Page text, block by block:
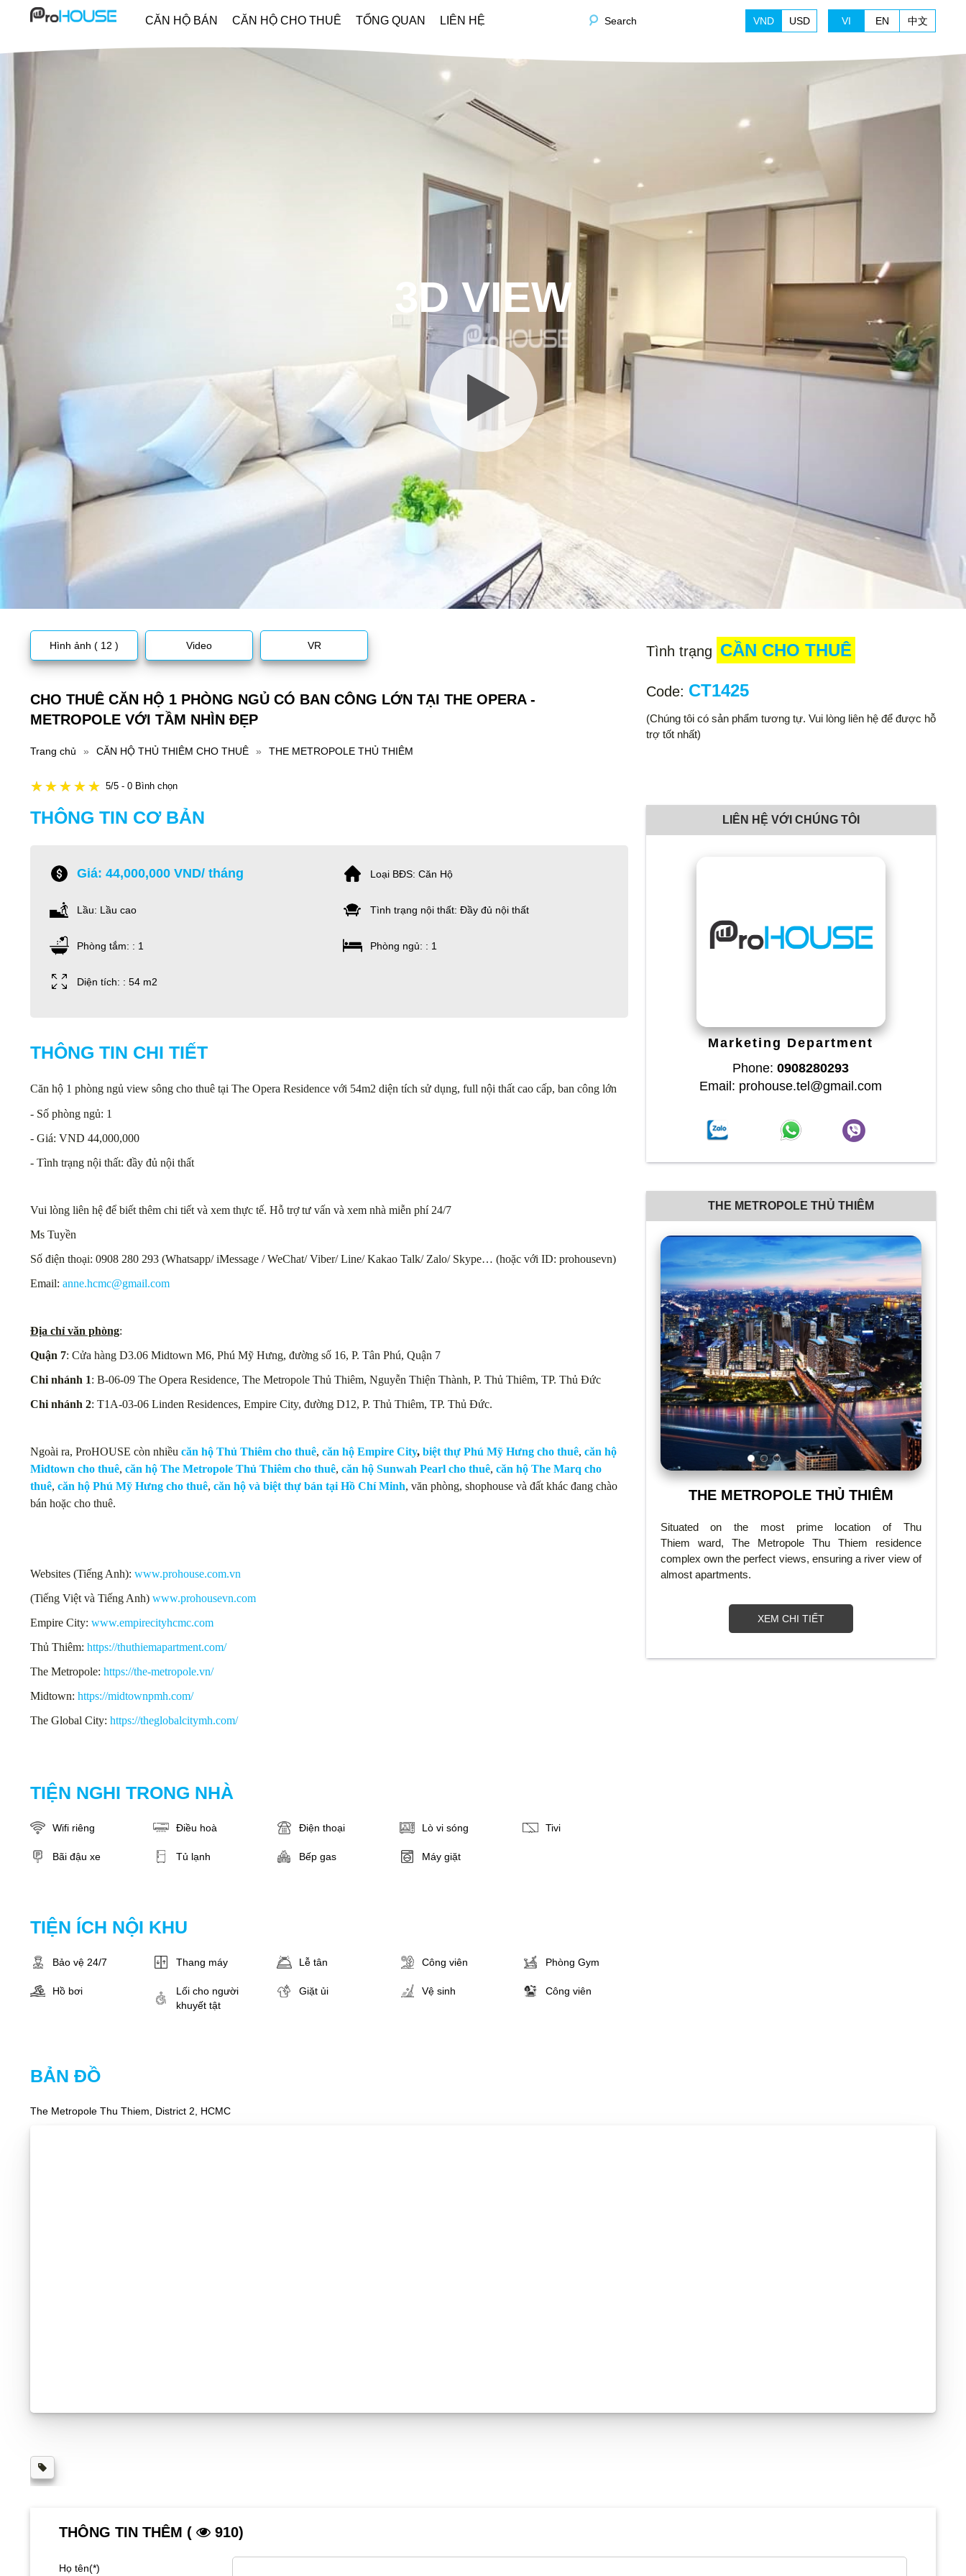
CĂN HỘ BÁN CĂN HỘ CHO THUÊ TỔNG QUAN LIÊN HỆ Search VND USD VI EN 中文
3D VIEW
Hình ảnh ( 12 ) Video VR
CHO THUÊ CĂN HỘ 1 PHÒNG NGỦ CÓ BAN CÔNG LỚN TẠI THE OPERA -
METROPOLE VỚI TẦM NHÌN ĐẸP
Trang chủ » CĂN HỘ THỦ THIÊM CHO THUÊ » THE METROPOLE THỦ THIÊM
5/5 - 0 Bình chọn
THÔNG TIN CƠ BẢN
Giá: 44,000,000 VND/ tháng Loại BĐS: Căn Hộ
Lầu: Lầu cao Tình trạng nội thất: Đầy đủ nội thất
Phòng tắm: : 1 Phòng ngủ: : 1
Diện tích: : 54 m2
THÔNG TIN CHI TIẾT
Căn hộ 1 phòng ngủ view sông cho thuê tại The Opera Residence với 54m2 diện tích sử dụng, full nội thất cao cấp, ban công lớn
- Số phòng ngủ: 1
- Giá: VND 44,000,000
- Tình trạng nội thất: đầy đủ nội thất
Vui lòng liên hệ để biết thêm chi tiết và xem thực tế. Hỗ trợ tư vấn và xem nhà miễn phí 24/7
Ms Tuyền
Số điện thoại: 0908 280 293 (Whatsapp/ iMessage / WeChat/ Viber/ Line/ Kakao Talk/ Zalo/ Skype… (hoặc với ID: prohousevn)
Email: anne.hcmc@gmail.com
Địa chỉ văn phòng:
Quận 7: Cửa hàng D3.06 Midtown M6, Phú Mỹ Hưng, đường số 16, P. Tân Phú, Quận 7
Chi nhánh 1: B-06-09 The Opera Residence, The Metropole Thủ Thiêm, Nguyễn Thiện Thành, P. Thủ Thiêm, TP. Thủ Đức
Chi nhánh 2: T1A-03-06 Linden Residences, Empire City, đường D12, P. Thủ Thiêm, TP. Thủ Đức.
Ngoài ra, ProHOUSE còn nhiều căn hộ Thủ Thiêm cho thuê, căn hộ Empire City, biệt thự Phú Mỹ Hưng cho thuê, căn hộ
Midtown cho thuê, căn hộ The Metropole Thủ Thiêm cho thuê, căn hộ Sunwah Pearl cho thuê, căn hộ The Marq cho
thuê, căn hộ Phú Mỹ Hưng cho thuê, căn hộ và biệt thự bán tại Hồ Chí Minh, văn phòng, shophouse và đất khác đang chào
bán hoặc cho thuê.
Websites (Tiếng Anh): www.prohouse.com.vn
(Tiếng Việt và Tiếng Anh) www.prohousevn.com
Empire City: www.empirecityhcmc.com
Thủ Thiêm: https://thuthiemapartment.com/
The Metropole: https://the-metropole.vn/
Midtown: https://midtownpmh.com/
The Global City: https://theglobalcitymh.com/
TIỆN NGHI TRONG NHÀ
Wifi riêng Điều hoà Điện thoại Lò vi sóng Tivi
Bãi đậu xe Tủ lạnh Bếp gas Máy giặt
TIỆN ÍCH NỘI KHU
Bảo vệ 24/7 Thang máy Lễ tân Công viên Phòng Gym
Hồ bơi
Lối cho người
khuyết tật
Giặt ủi Vệ sinh Công viên
Tình trạng CẦN CHO THUÊ
Code: CT1425
(Chúng tôi có sản phẩm tương tự. Vui lòng liên hệ để được hỗ
trợ tốt nhất)
LIÊN HỆ VỚI CHÚNG TÔI
Marketing Department
Phone:0908280293
Email: prohouse.tel@gmail.com
THE METROPOLE THỦ THIÊM
THE METROPOLE THỦ THIÊM
Situated on the most prime location of Thu
Thiem ward, The Metropole Thu Thiem residence
complex own the perfect views, ensuring a river view of
almost apartments.
XEM CHI TIẾT
BẢN ĐỒ
The Metropole Thu Thiem, District 2, HCMC
THÔNG TIN THÊM ( 910)
Họ tên(*)